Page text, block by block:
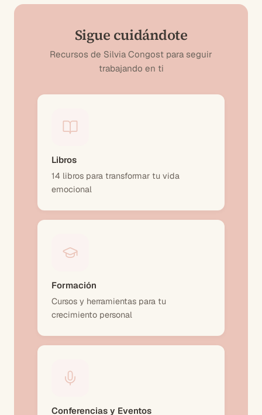
Sigue cuidándote
Recursos de Silvia Congost para seguir
trabajando en ti
Libros
14 libros para transformar tu vida
emocional
Formación
Cursos y herramientas para tu
crecimiento personal
Conferencias y Eventos